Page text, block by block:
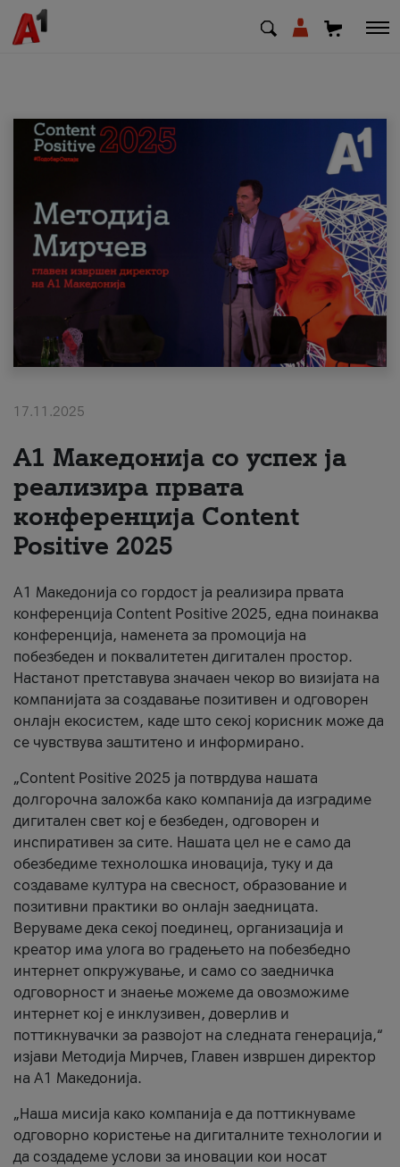
МК EN
Приватни Деловни
Поддршка
Надополни кредит
#ПодобарОнлајн
17.11.2025
А1 Македонија со успех ја
реализира првата
конференција Content
Positive 2025
А1 Македонија со гордост ја реализира првата
конференција Content Positive 2025, една поинаква
конференција, наменета за промоција на
побезбеден и поквалитетен дигитален простор.
Настанот претставува значаен чекор во визијата на
компанијата за создавање позитивен и одговорен
онлајн екосистем, каде што секој корисник може да
се чувствува заштитено и информирано.
„Content Positive 2025 ја потврдува нашата
долгорочна заложба како компанија да изградиме
дигитален свет кој е безбеден, одговорен и
инспиративен за сите. Нашата цел не е само да
обезбедиме технолошка иновација, туку и да
создаваме култура на свесност, образование и
позитивни практики во онлајн заедницата.
Веруваме дека секој поединец, организација и
креатор има улога во градењето на побезбедно
интернет опкружување, и само со заедничка
одговорност и знаење можеме да овозможиме
интернет кој е инклузивен, доверлив и
поттикнувачки за развојот на следната генерација,“
изјави Методија Мирчев, Главен извршен директор
на А1 Македонија.
„Наша мисија како компанија е да поттикнуваме
одговорно користење на дигиталните технологии и
да создадеме услови за иновации кои носат